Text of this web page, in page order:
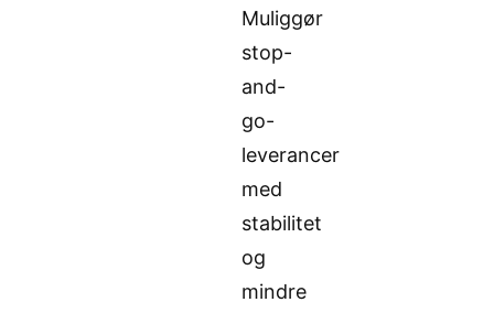
Muliggør
stop-
and-
go-
leverancer
med
stabilitet
og
mindre